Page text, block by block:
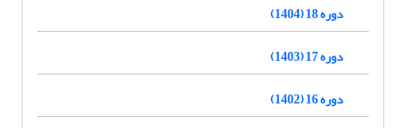
دوره 18 (1404)
دوره 17 (1403)
دوره 16 (1402)